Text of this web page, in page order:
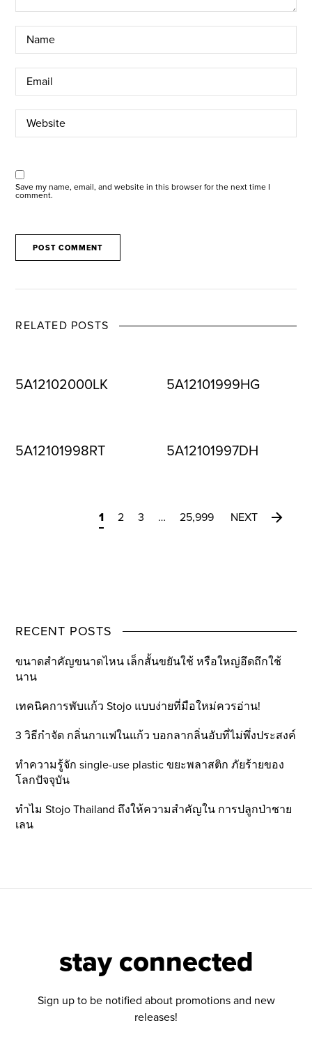
Save my name, email, and website in this browser for the next time I
comment.
RELATED POSTS
5A12102000LK 5A12101999HG
5A12101998RT 5A12101997DH
1 2 3 … 25,999 NEXT
RECENT POSTS
ขนาดสำคัญขนาดไหน เล็กสั้นขยันใช้ หรือใหญ่อึดถึกใช้
นาน
เทคนิคการพับแก้ว Stojo แบบง่ายที่มือใหม่ควรอ่าน!
3 วิธีกำจัด กลิ่นกาแฟในแก้ว บอกลากลิ่นอับที่ไม่พึ่งประสงค์
ทำความรู้จัก single-use plastic ขยะพลาสติก ภัยร้ายของ
โลกปัจจุบัน
ทำไม Stojo Thailand ถึงให้ความสำคัญใน การปลูกป่าชาย
เลน
stay connected
Sign up to be notified about promotions and new
releases!